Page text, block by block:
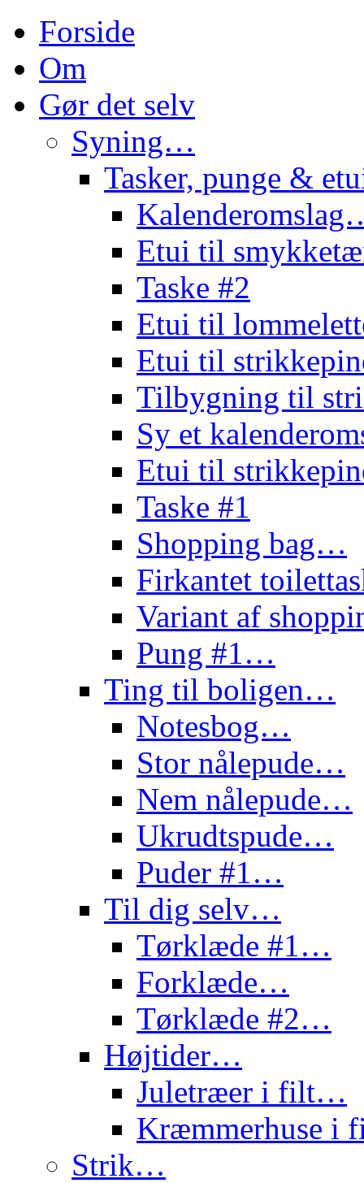
Forside
Om
Gør det selv
Syning…
Tasker, punge &
Etui til
Taske #2
Etui til
Etui til
Tilbygning til
Sy et
Etui til
Taske #1
Shopping bag…
Firkantet
Variant af
Pung #1…
Ting til boligen…
Notesbog…
Stor nålepude…
Nem nålepude…
Ukrudtspude…
Puder #1…
Til dig selv…
Tørklæde #1…
Forklæde…
Tørklæde #2…
Højtider…
Juletræer i filt…
Kræmmerhuse
Strik…